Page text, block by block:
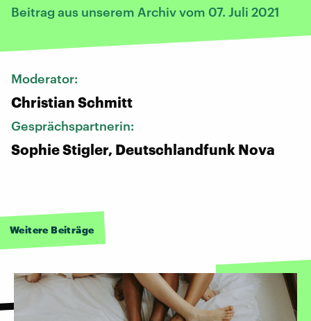
Beitrag aus unserem Archiv vom 07. Juli 2021
Moderator:
Christian Schmitt
Gesprächspartnerin:
Sophie Stigler, Deutschlandfunk Nova
Weitere Beiträge